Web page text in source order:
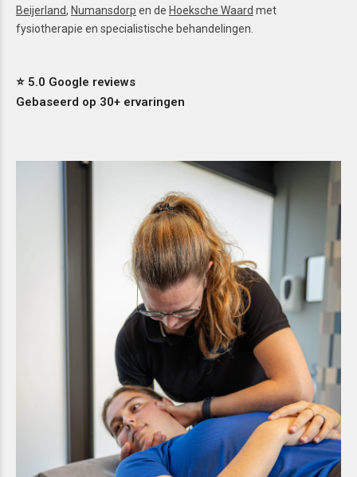
Beijerland, Numansdorp en de Hoeksche Waard met
fysiotherapie en specialistische behandelingen.
⭐ 5.0 Google reviews
Gebaseerd op 30+ ervaringen